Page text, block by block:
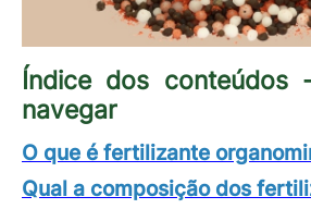
Índice dos conteúdos
navegar
O que é fertilizante
Qual a composição dos